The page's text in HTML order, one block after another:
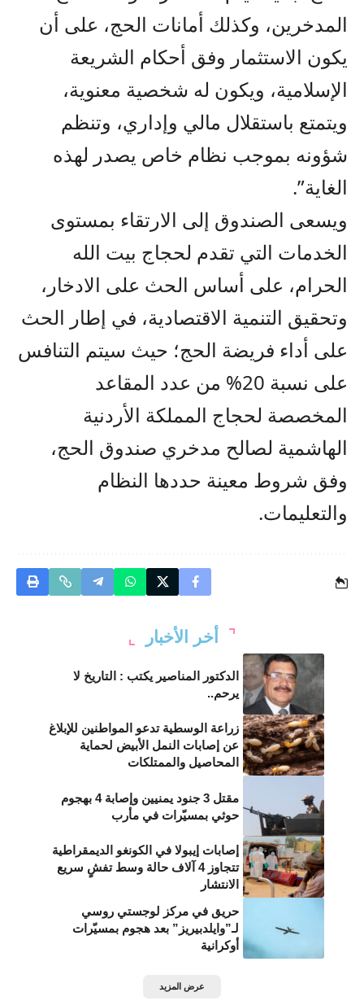
المدخرين، وكذلك أمانات الحج، على أن
يكون الاستثمار وفق أحكام الشريعة
الإسلامية، ويكون له شخصية معنوية،
ويتمتع باستقلال مالي وإداري، وتنظم
شؤونه بموجب نظام خاص يصدر لهذه
الغاية”.
ويسعى الصندوق إلى الارتقاء بمستوى
الخدمات التي تقدم لحجاج بيت الله
الحرام، على أساس الحث على الادخار،
وتحقيق التنمية الاقتصادية، في إطار الحث
على أداء فريضة الحج؛ حيث سيتم التنافس
على نسبة 20% من عدد المقاعد
المخصصة لحجاج المملكة الأردنية
الهاشمية لصالح مدخري صندوق الحج،
وفق شروط معينة حددها النظام
والتعليمات.
أخر الأخبار
الدكتور المناصير يكتب : التاريخ لا
يرحم..
زراعة الوسطية تدعو المواطنين للإبلاغ
عن إصابات النمل الأبيض لحماية
المحاصيل والممتلكات
مقتل 3 جنود يمنيين وإصابة 4 بهجوم
حوثي بمسيّرات في مأرب
إصابات إيبولا في الكونغو الديمقراطية
تتجاوز 4 آلاف حالة وسط تفشٍ سريع
الانتشار
حريق في مركز لوجستي روسي
لـ”وايلدبيريز” بعد هجوم بمسيّرات
أوكرانية
عرض المزيد